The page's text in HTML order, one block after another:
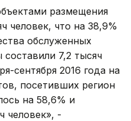
размещения
человек, что на 38,9%
обслуженных
составили 7,2 тысяч
сентября 2016 года на
посетивших регион
на 58,6% и
человек», -